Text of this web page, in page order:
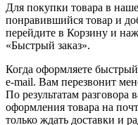
Для покупки товара в
понравившийся товар и
перейдите в Корзину и
«Быстрый заказ».
Когда оформляете
e-mail. Вам перезвонит
По результатам разговора
оформления товара на
только ждать доставки и